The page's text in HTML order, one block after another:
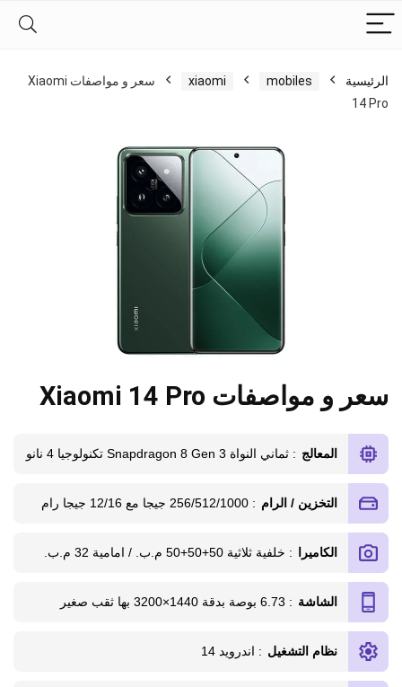
الرئيسية mobiles
xiaomi
سعر و مواصفات Xiaomi
14 Pro
سعر و مواصفات Xiaomi 14 Pro
المعالج : ثماني النواة Snapdragon 8 Gen 3 تكنولوجيا 4 نانو
التخزين / الرام : 256/512/1000 جيجا مع 12/16 جيجا رام
الكاميرا : خلفية ثلاثية 50+50+50 م.ب. / امامية 32 م.ب.
الشاشة : 6.73 بوصة بدقة 1440×3200 بها ثقب صغير
نظام التشغيل : اندرويد 14